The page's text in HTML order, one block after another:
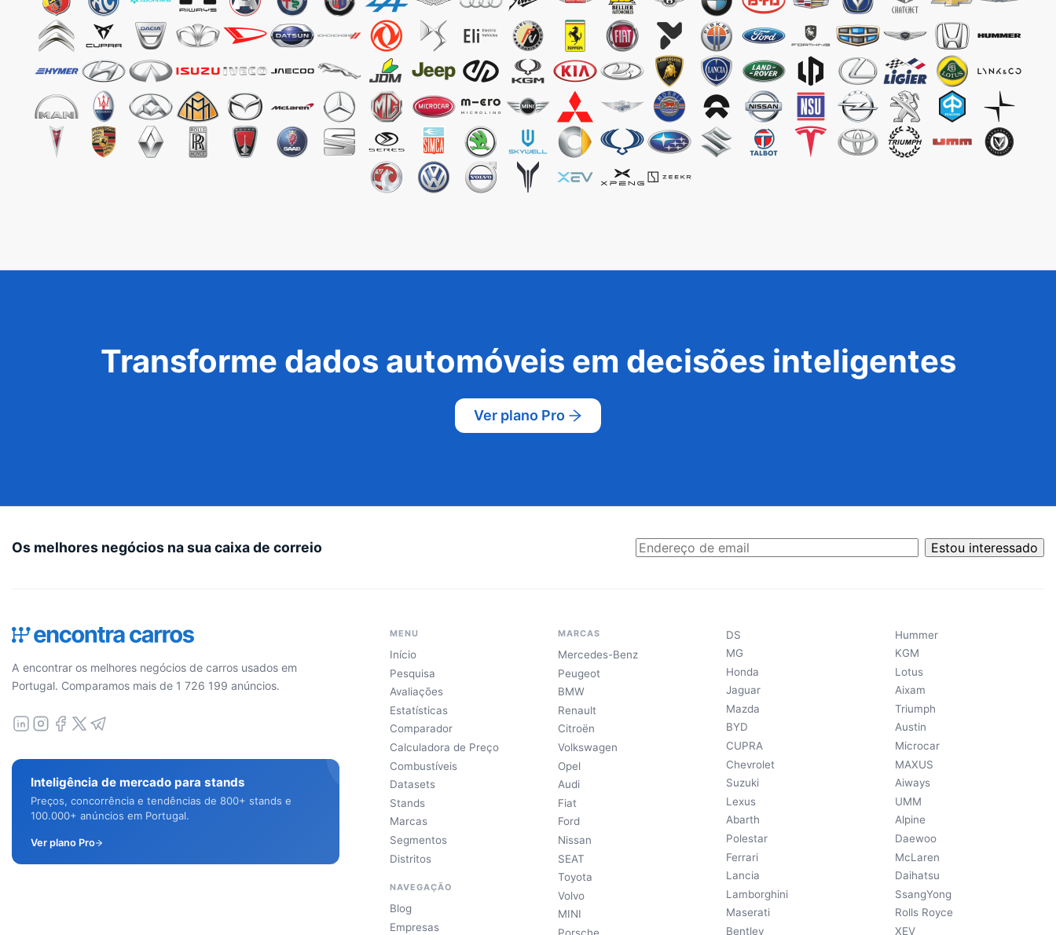
Transforme dados automóveis em decisões inteligentes
Ver plano Pro
Os melhores negócios na sua caixa de correio Estou interessado
A encontrar os melhores negócios de carros usados em
Portugal. Comparamos mais de 1 726 199 anúncios.
Inteligência de mercado para stands
Preços, concorrência e tendências de 800+ stands e
100.000+ anúncios em Portugal.
Ver plano Pro
MENU
Início
Pesquisa
Avaliações
Estatísticas
Comparador
Calculadora de Preço
Combustíveis
Datasets
Stands
Marcas
Segmentos
Distritos
NAVEGAÇÃO
Blog
Empresas
MARCAS
Mercedes-Benz
Peugeot
BMW
Renault
Citroën
Volkswagen
Opel
Audi
Fiat
Ford
Nissan
SEAT
Toyota
Volvo
MINI
DS
MG
Honda
Jaguar
Mazda
BYD
CUPRA
Chevrolet
Suzuki
Lexus
Abarth
Polestar
Ferrari
Lancia
Lamborghini
Maserati
Bentley
Hummer
KGM
Lotus
Aixam
Triumph
Austin
Microcar
MAXUS
Aiways
UMM
Alpine
Daewoo
McLaren
Daihatsu
SsangYong
Rolls Royce
XEV